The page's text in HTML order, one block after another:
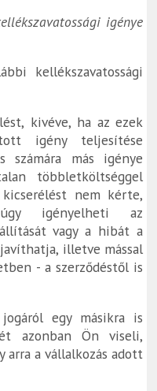
igénye
kellékszavatossági
kivéve, ha az ezek
igény teljesítése
számára más igénye
többletköltséggel
nem kérte,
igényelheti az
vagy a hibát a
illetve mással
- a szerződéstől is
egy másikra is
azonban Ön viseli,
arra a vállalkozás adott